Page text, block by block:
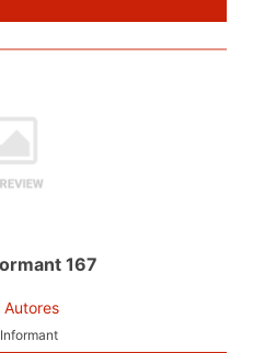
167
Autores